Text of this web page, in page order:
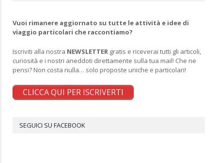
Vuoi rimanere aggiornato su tutte le attività e idee di
viaggio particolari che raccontiamo?
Iscriviti alla nostra NEWSLETTER gratis e riceverai tutti gli articoli,
curiosità e i nostri aneddoti direttamente sulla tua mail! Che ne
pensi? Non costa nulla… solo proposte uniche e particolari!
CLICCA QUI PER ISCRIVERTI
SEGUICI SU FACEBOOK